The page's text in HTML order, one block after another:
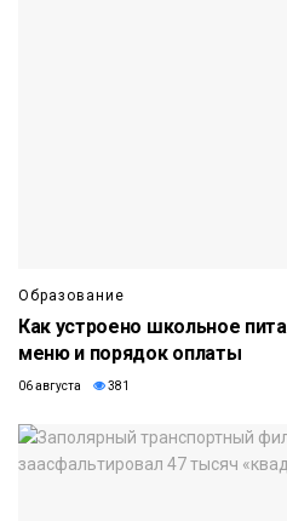
Образование
Как устроено школьное
меню и порядок оплаты
06 августа 381